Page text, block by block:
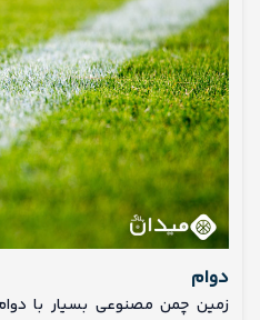
دوام
زمین چمن مصنوعی بسیار با